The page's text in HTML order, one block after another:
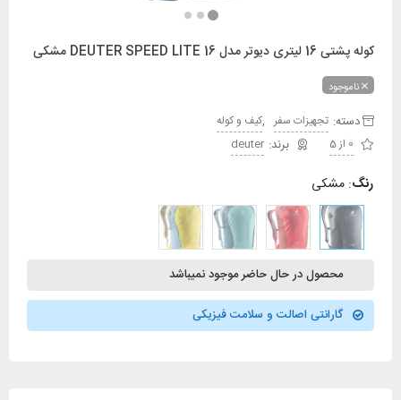
کوله پشتی 16 لیتری دیوتر مدل DEUTER SPEED LITE 16 مشکی
ناموجود
دسته: تجهیزات سفر , کیف و کوله
0 از 5
deuter
رنگ:مشکی
محصول در حال حاضر موجود نمیباشد
گارانتی اصالت و سلامت فیزیکی